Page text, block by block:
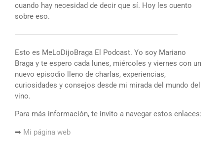
cuando hay necesidad de decir que sí. Hoy les cuento
sobre eso.
――――――――――――――――――――――
Esto es MeLoDijoBraga El Podcast. Yo soy Mariano
Braga y te espero cada lunes, miércoles y viernes con un
nuevo episodio lleno de charlas, experiencias,
curiosidades y consejos desde mi mirada del mundo del
vino.
Para más información, te invito a navegar estos enlaces:
➡ Mi página web